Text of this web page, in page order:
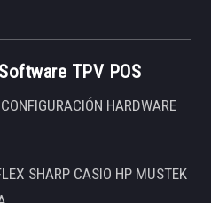
TPV POS
HARDWARE
SHARP CASIO HP MUSTEK